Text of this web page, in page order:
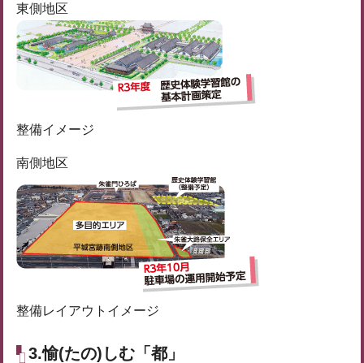
東側地区
整備イメージ
南側地区
整備レイアウトイメージ
3.愉(たの)しむ「都」